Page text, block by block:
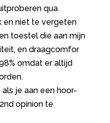
qua
en niet te vergeten
toestel die aan mijn
en draagcomfor
omdat er altijd
je aan een hoor-
opinion te